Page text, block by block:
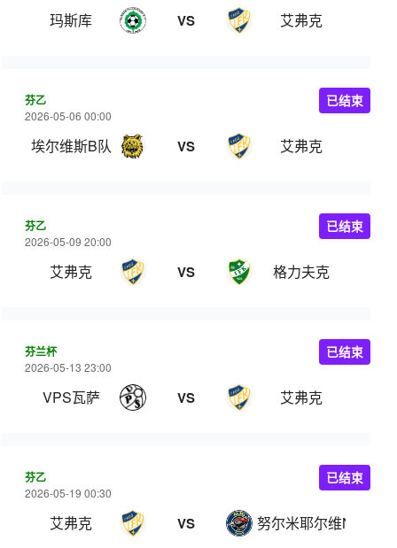
玛斯库 VS 艾弗克
芬乙
2026-05-06 00:00
埃尔维斯B队 VS 艾弗克
已结束
芬乙
2026-05-09 20:00
艾弗克 VS 格力夫克
已结束
芬兰杯
2026-05-13 23:00
VPS瓦萨 VS 艾弗克
已结束
芬乙
2026-05-19 00:30
艾弗克 VS 努尔米耶尔维NJS
已结束